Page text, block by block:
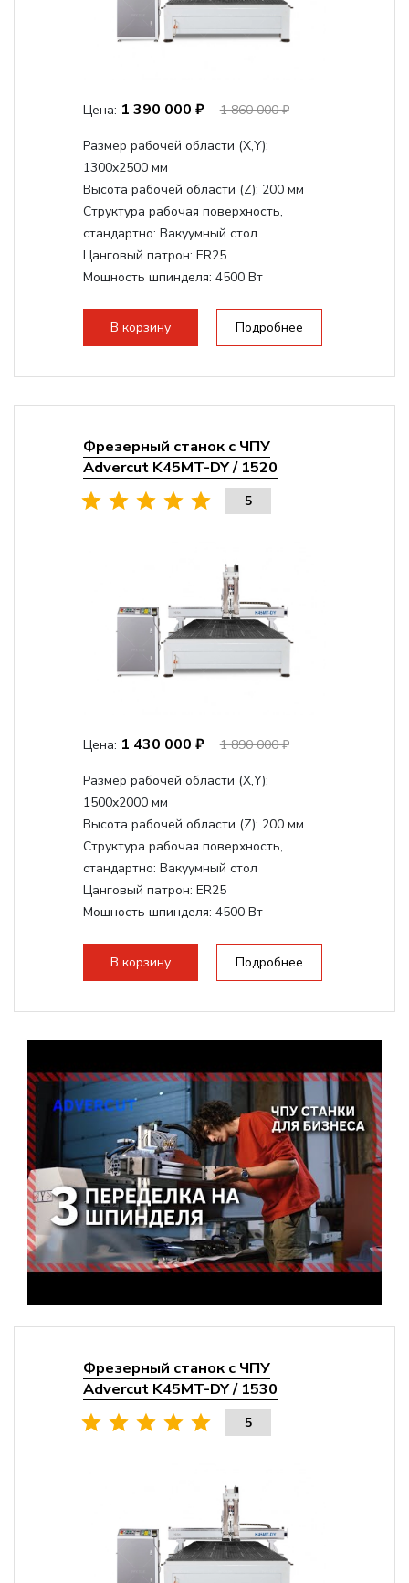
Цена: 1 390 000 ₽ 1 860 000 ₽
Размер рабочей области (Х,Y):
1300x2500 мм
Высота рабочей области (Z): 200 мм
Структура рабочая поверхность,
стандартно: Вакуумный стол
Цанговый патрон: ER25
Мощность шпинделя: 4500 Вт
Мощность инвертора:
10500 Вт
В корзину Подробнее
Фрезерный станок с ЧПУ
Advercut K45MT-DY / 1520
5
Цена: 1 430 000 ₽ 1 890 000 ₽
Размер рабочей области (Х,Y):
1500x2000 мм
Высота рабочей области (Z): 200 мм
Структура рабочая поверхность,
стандартно: Вакуумный стол
Цанговый патрон: ER25
Мощность шпинделя: 4500 Вт
Мощность инвертора:
10500 Вт
В корзину Подробнее
Фрезерный станок с ЧПУ
Advercut K45MT-DY / 1530
5